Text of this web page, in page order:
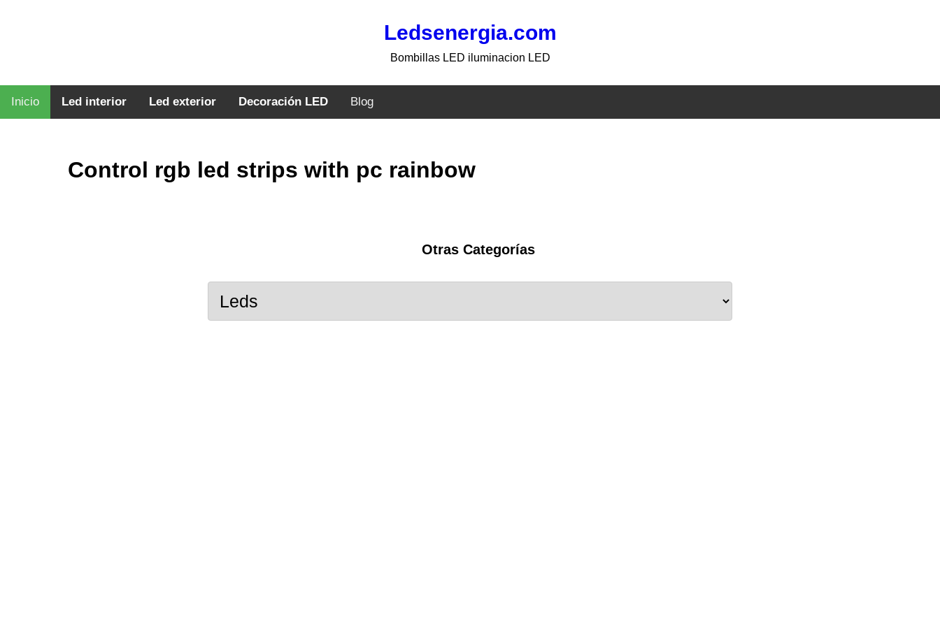
Ledsenergia.com
Bombillas LED iluminacion LED
Inicio Led interior Led exterior Decoración LED Blog
Control rgb led strips with pc rainbow
Otras Categorías